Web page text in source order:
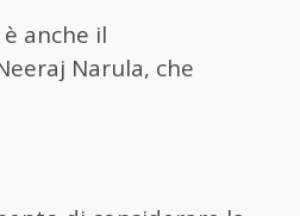
anche il
Narula, che